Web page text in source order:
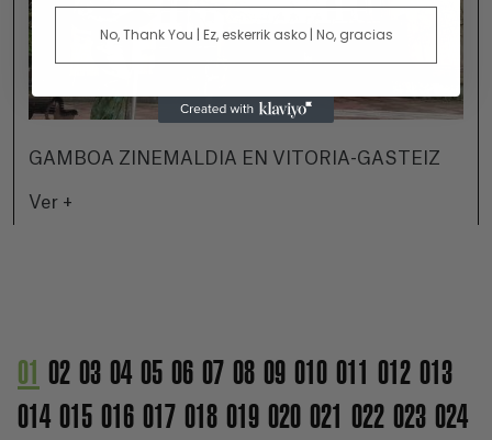
GAMBOA ZINEMALDIA EN VITORIA-GASTEIZ
Ver +
01 02 03 04 05 06 07 08 09 010 011 012 013
014 015 016 017 018 019 020 021 022 023 024
No, Thank You | Ez, eskerrik asko | No, gracias